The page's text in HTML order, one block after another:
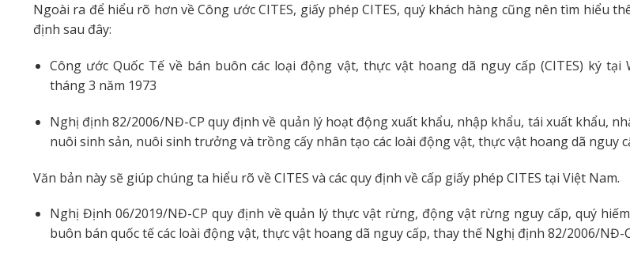
Ngoài ra để hiểu rõ hơn về Công ước CITES, giấy phép CITES, quý khách hàng cũng nên tìm hiểu
định sau đây:
Công ước Quốc Tế về bán buôn các loại động vật, thực vật hoang dã nguy cấp (CITES) ký tại
tháng 3 năm 1973
Nghị định 82/2006/NĐ-CP quy định về quản lý hoạt động xuất khẩu, nhập khẩu, tái xuất khẩu,
nuôi sinh sản, nuôi sinh trưởng và trồng cấy nhân tạo các loài động vật, thực vật hoang dã nguy
Văn bản này sẽ giúp chúng ta hiểu rõ về CITES và các quy định về cấp giấy phép CITES tại Việt Nam.
Nghị Định 06/2019/NĐ-CP quy định về quản lý thực vật rừng, động vật rừng nguy cấp, quý
buôn bán quốc tế các loài động vật, thực vật hoang dã nguy cấp, thay thế Nghị định 82/2006/NĐ-